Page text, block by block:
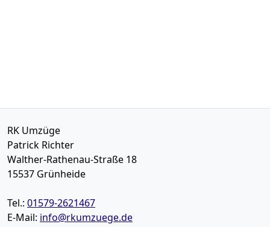
RK Umzüge
Patrick Richter
Walther-Rathenau-Straße 18
15537 Grünheide
Tel.: 01579-2621467
E-Mail: info@rkumzuege.de